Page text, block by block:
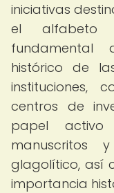
iniciativas
el alfabeto
fundamental
histórico de
instituciones,
centros de
papel
manuscritos
glagolítico, así
importancia